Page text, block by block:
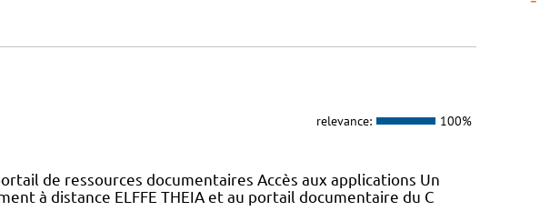
relevance: 100%
de ressources documentaires Accès aux applications Un
à distance ELFFE THEIA et au portail documentaire du C